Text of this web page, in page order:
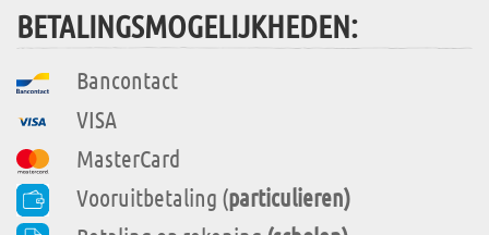
BETALINGSMOGELIJKHEDEN:
Bancontact
VISA
MasterCard
Vooruitbetaling (particulieren)